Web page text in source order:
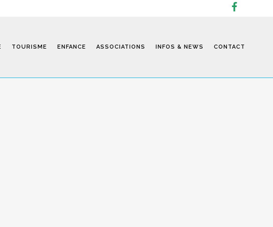
TOURISME ENFANCE ASSOCIATIONS INFOS & NEWS CONTACT